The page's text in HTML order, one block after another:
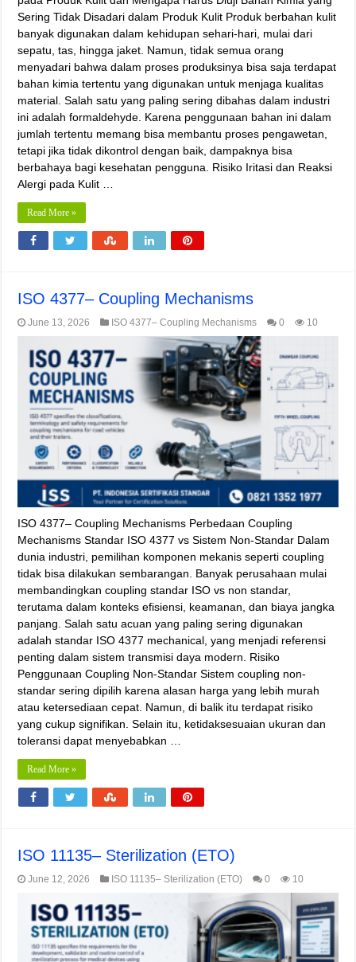
Sering Tidak Disadari dalam Produk Kulit Produk berbahan kulit
banyak digunakan dalam kehidupan sehari-hari, mulai dari
sepatu, tas, hingga jaket. Namun, tidak semua orang
menyadari bahwa dalam proses produksinya bisa saja terdapat
bahan kimia tertentu yang digunakan untuk menjaga kualitas
material. Salah satu yang paling sering dibahas dalam industri
ini adalah formaldehyde. Karena penggunaan bahan ini dalam
jumlah tertentu memang bisa membantu proses pengawetan,
tetapi jika tidak dikontrol dengan baik, dampaknya bisa
berbahaya bagi kesehatan pengguna. Risiko Iritasi dan Reaksi
Alergi pada Kulit …
Read More »
ISO 4377– Coupling Mechanisms
June 13, 2026 ISO 4377– Coupling Mechanisms 0 10
ISO 4377– Coupling Mechanisms Perbedaan Coupling
Mechanisms Standar ISO 4377 vs Sistem Non-Standar Dalam
dunia industri, pemilihan komponen mekanis seperti coupling
tidak bisa dilakukan sembarangan. Banyak perusahaan mulai
membandingkan coupling standar ISO vs non standar,
terutama dalam konteks efisiensi, keamanan, dan biaya jangka
panjang. Salah satu acuan yang paling sering digunakan
adalah standar ISO 4377 mechanical, yang menjadi referensi
penting dalam sistem transmisi daya modern. Risiko
Penggunaan Coupling Non-Standar Sistem coupling non-
standar sering dipilih karena alasan harga yang lebih murah
atau ketersediaan cepat. Namun, di balik itu terdapat risiko
yang cukup signifikan. Selain itu, ketidaksesuaian ukuran dan
toleransi dapat menyebabkan …
Read More »
ISO 11135– Sterilization (ETO)
June 12, 2026 ISO 11135– Sterilization (ETO) 0 10